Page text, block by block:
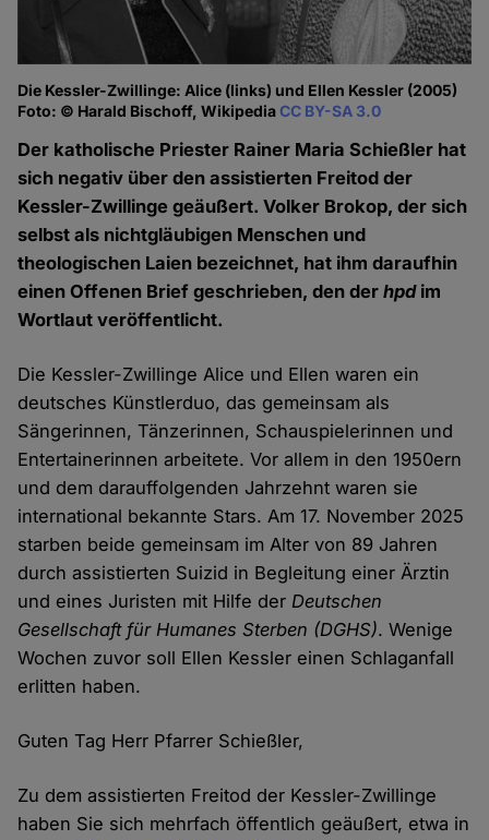
Die Kessler-Zwillinge: Alice (links) und Ellen Kessler (2005)
Foto: © Harald Bischoff, WikipediaCC BY-SA 3.0
Der katholische Priester Rainer Maria Schießler hat
sich negativ über den assistierten Freitod der
Kessler-Zwillinge geäußert. Volker Brokop, der sich
selbst als nichtgläubigen Menschen und
theologischen Laien bezeichnet, hat ihm daraufhin
einen Offenen Brief geschrieben, den derhpdim
Wortlaut veröffentlicht.
Die Kessler-Zwillinge Alice und Ellen waren ein
deutsches Künstlerduo, das gemeinsam als
Sängerinnen, Tänzerinnen, Schauspielerinnen und
Entertainerinnen arbeitete. Vor allem in den 1950ern
und dem darauffolgenden Jahrzehnt waren sie
international bekannte Stars. Am 17. November 2025
starben beide gemeinsam im Alter von 89 Jahren
durch assistierten Suizid in Begleitung einer Ärztin
und eines Juristen mit Hilfe derDeutschen
Gesellschaft für Humanes Sterben (DGHS). Wenige
Wochen zuvor soll Ellen Kessler einen Schlaganfall
erlitten haben.
Guten Tag Herr Pfarrer Schießler,
Zu dem assistierten Freitod der Kessler-Zwillinge
haben Sie sich mehrfach öffentlich geäußert, etwa in